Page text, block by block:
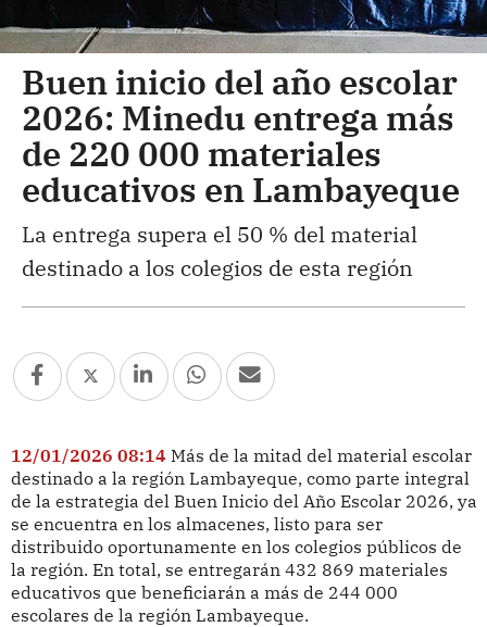
Buen inicio del año escolar
2026: Minedu entrega más
de 220 000 materiales
educativos en Lambayeque
La entrega supera el 50 % del material
destinado a los colegios de esta región
12/01/2026 08:14 Más de la mitad del material escolar
destinado a la región Lambayeque, como parte integral
de la estrategia del Buen Inicio del Año Escolar 2026, ya
se encuentra en los almacenes, listo para ser
distribuido oportunamente en los colegios públicos de
la región. En total, se entregarán 432 869 materiales
educativos que beneficiarán a más de 244 000
escolares de la región Lambayeque.